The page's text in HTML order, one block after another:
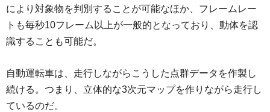
により対象物を判別することが可能なほか、フレームレー
トも毎秒10フレーム以上が一般的となっており、動体を認
識することも可能だ。
自動運転車は、走行しながらこうした点群データを作製し
続ける。つまり、立体的な3次元マップを作りながら走行し
ているのだ。